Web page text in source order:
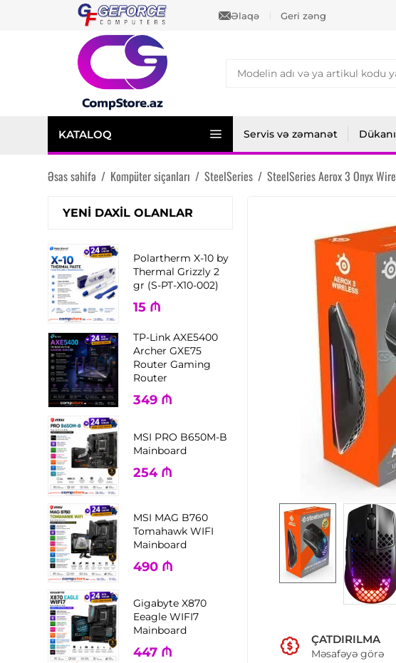
Əlaqə Geri zəng
KATALOQ Servis və zəmanət
Əsas səhifə / Kompüter siçanları / SteelSeries / SteelSeries Aerox 3 Onyx
YENI DAXIL OLANLAR
Polartherm X-10 by
Thermal Grizzly 2
gr (S-PT-X10-002)
15 ₼
TP-Link AXE5400
Archer GXE75
Router Gaming
Router
349 ₼
MSI PRO B650M-B
Mainboard
254 ₼
MSI MAG B760
Tomahawk WIFI
Mainboard
490 ₼
Gigabyte X870
Eeagle WIFI7
Mainboard
447 ₼
ÇATDIRILMA
Məsafəyə görə